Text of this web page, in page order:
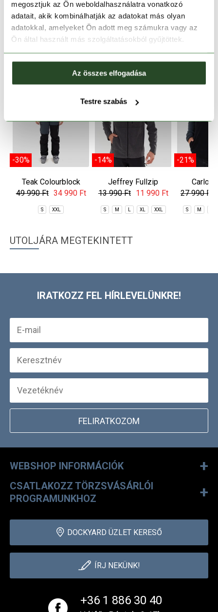
megosztjuk az Ön weboldalhasználatra vonatkozó
adatait, akik kombinálhatják az adatokat más olyan
adatokkal, amelyeket Ön adott meg számukra vagy az
Ön által használt más szolgáltatásokból gyűjtöttek.
Az összes elfogadása
Testre szabás
HOZZÁ AJÁNLJUK
-30%
Teak Colourblock
Pants
49 990 Ft 34 990 Ft
S XXL
-14%
Jeffrey Fullzip
Fleece
13 990 Ft 11 990 Ft
S M XL XXL
-21%
Carlos
27 990 Ft
S M
UTOLJÁRA MEGTEKINTETT
IRATKOZZ FEL HÍRLEVELÜNKRE!
FELIRATKOZOM
WEBSHOP INFORMÁCIÓK +
CSATLAKOZZ TÖRZSVÁSÁRLÓI
PROGRAMUNKHOZ
+
DOCKYARD ÜZLET KERESŐ
+36 1 886 30 40
ÍRJ NEKÜNK!